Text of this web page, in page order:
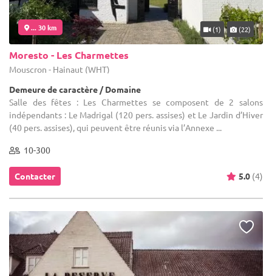
... 30 km (1) (22)
Moresto - Les Charmettes
Mouscron - Hainaut (WHT)
Demeure de caractère / Domaine
Salle des fêtes : Les Charmettes se composent de 2 salons
indépendants : Le Madrigal (120 pers. assises) et Le Jardin d’Hiver
(40 pers. assises), qui peuvent être réunis via l’Annexe ...
10-300
Contacter 5.0 (4)